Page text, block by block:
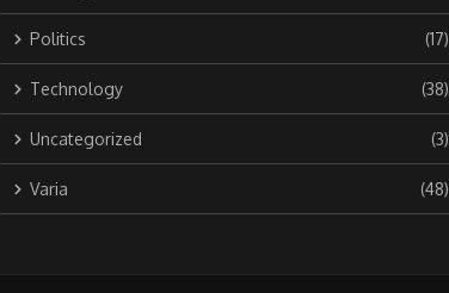
Politics (17)
Technology (38)
Uncategorized (3)
Varia (48)